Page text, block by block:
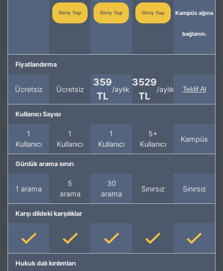
Giriş Yap Giriş Yap Giriş Yap Kampüs ağına
bağlanın.
Fiyatlandırma
Ücretsiz Ücretsiz
359
TL
/aylık
3529
TL
/aylık Teklif Al
Kullanıcı Sayısı
1
Kullanıcı
1
Kullanıcı
1
Kullanıcı
5+
Kullanıcı
Kampüs
Günlük arama sınırı
1 arama
5
arama
30
arama
Sınırsız Sınırsız
Karşı dildeki karşılıklar
Hukuk dalı kırılımları